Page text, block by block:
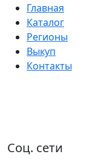
Главная
Каталог
Регионы
Выкуп
Контакты
Соц. сети